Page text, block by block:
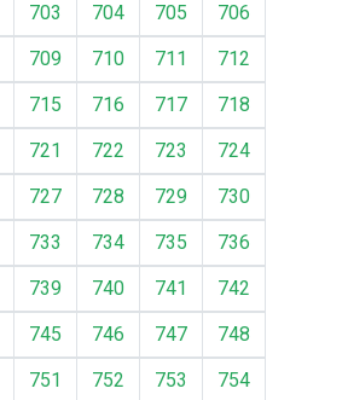
703 704 705
706
709 710 711
712
715 716 717
718
721 722 723
724
727 728 729
730
733 734 735
736
739 740 741
742
745 746 747
748
751 752 753
754